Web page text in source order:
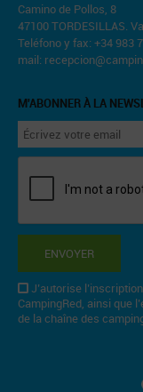
Camino de Pollos, 8
47100 TORDESILLAS.
Teléfono y fax: +34 983
mail:
M'ABONNER À LA
ENVOYER
J’autorise
CampingRed, ainsi que
de la chaîne des